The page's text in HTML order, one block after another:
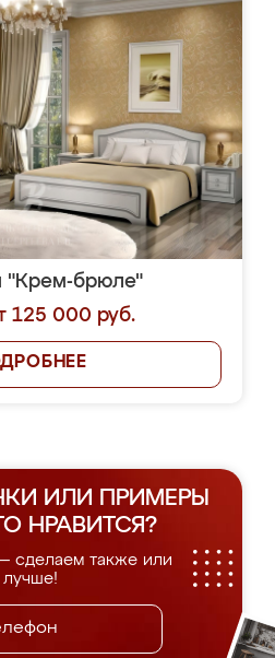
"Крем-брюле"
125 000 руб.
ИЛИ ПРИМЕРЫ
НРАВИТСЯ?
сделаем также или
лучше!